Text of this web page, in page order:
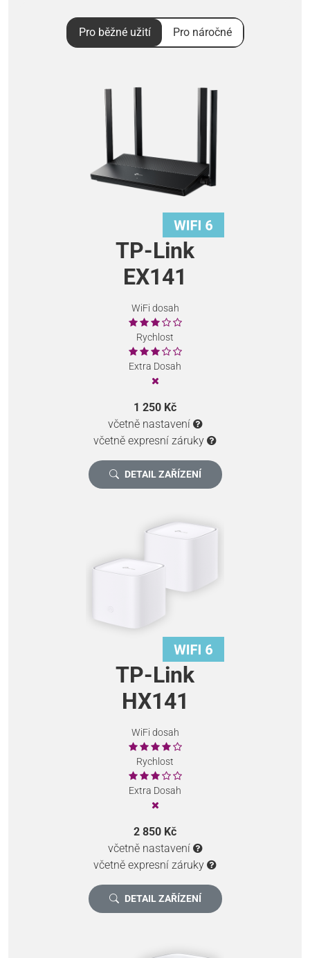
Pro běžné užití Pro náročné
TP-Link
EX141
WiFi dosah
Rychlost
Extra Dosah
1 250 Kč
včetně nastavení
včetně expresní záruky
DETAIL ZAŘÍZENÍ
TP-Link
HX141
WiFi dosah
Rychlost
Extra Dosah
2 850 Kč
včetně nastavení
včetně expresní záruky
DETAIL ZAŘÍZENÍ